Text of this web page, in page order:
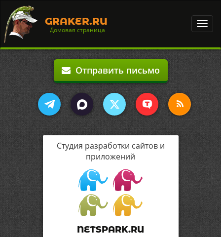
GRAKER.RU
Домовая страница
Отправить письмо
Студия разработки сайтов и
приложений
NETSPARK.RU